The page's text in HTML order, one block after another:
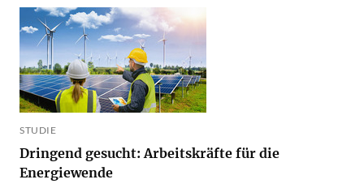
STUDIE
Dringend gesucht: Arbeitskräfte für die
Energiewende